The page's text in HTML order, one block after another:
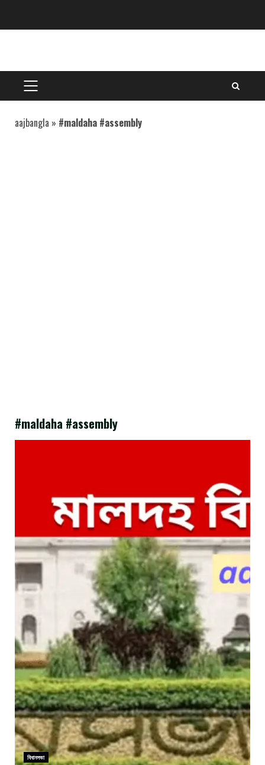
PRIMARY
MENU
aajbangla » #maldaha #assembly
#maldaha #assembly
বিধানসভা